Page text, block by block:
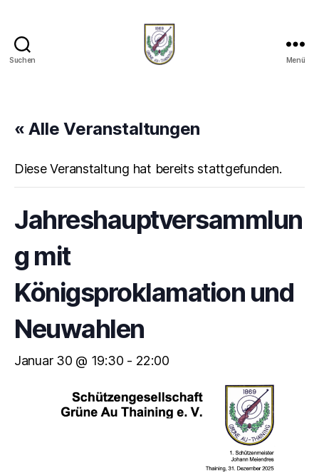
Suchen Menü
« Alle Veranstaltungen
Diese Veranstaltung hat bereits stattgefunden.
Jahreshauptversammlun
g mit
Königsproklamation und
Neuwahlen
Januar 30 @ 19:30 - 22:00